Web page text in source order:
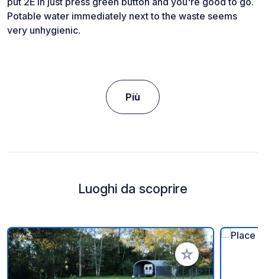
Potable water immediately next to the waste seems
very unhygienic.
Più
Luoghi da scoprire
Aggiungi ai tuoi